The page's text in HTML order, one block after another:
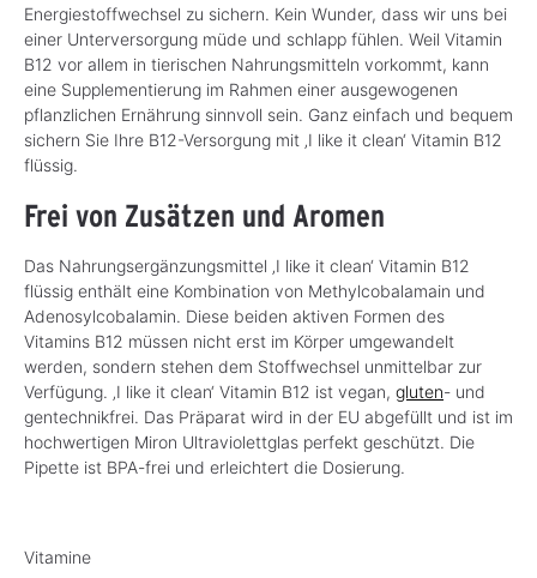
Energiestoffwechsel zu sichern. Kein Wunder, dass wir uns bei
einer Unterversorgung müde und schlapp fühlen. Weil Vitamin
B12 vor allem in tierischen Nahrungsmitteln vorkommt, kann
eine Supplementierung im Rahmen einer ausgewogenen
pflanzlichen Ernährung sinnvoll sein. Ganz einfach und bequem
sichern Sie Ihre B12-Versorgung mit ‚I like it clean‘ Vitamin B12
flüssig.
Frei von Zusätzen und Aromen
Das Nahrungsergänzungsmittel ‚I like it clean‘ Vitamin B12
flüssig enthält eine Kombination von Methylcobalamain und
Adenosylcobalamin. Diese beiden aktiven Formen des
Vitamins B12 müssen nicht erst im Körper umgewandelt
werden, sondern stehen dem Stoffwechsel unmittelbar zur
Verfügung. ‚I like it clean‘ Vitamin B12 ist vegan, gluten- und
gentechnikfrei. Das Präparat wird in der EU abgefüllt und ist im
hochwertigen Miron Ultraviolettglas perfekt geschützt. Die
Pipette ist BPA-frei und erleichtert die Dosierung.
Vitamine